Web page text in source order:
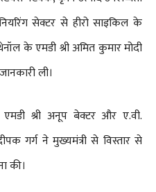
सेक्टर से हीरो साइकिल के
के एमडी श्री अमित कुमार मोदी
ली।
श्री अनूप बेक्टर और ए.वी.
गर्ग ने मुख्यमंत्री से विस्तार से
की।